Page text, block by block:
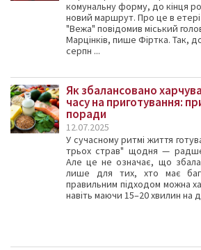
комунальну форму, до кінця
новий маршрут. Про це в етері
"Вежа" повідомив міський
Марцінків, пише Фіртка. Так,
серпн ...
Як збалансовано
часу на приготування:
поради
12.07.2025
У сучасному ритмі життя
трьох страв" щодня — радше
Але це не означає, що
лише для тих, хто має
правильним підходом можна
навіть маючи 15–20 хвилин на